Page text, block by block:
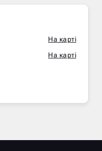
На карті
На карті